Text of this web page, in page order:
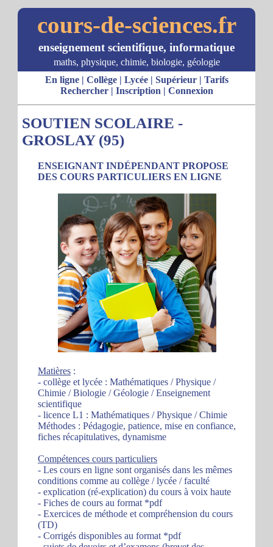
cours-de-sciences.fr
enseignement scientifique, informatique
maths, physique, chimie, biologie, géologie
En ligne| Collège| Lycée| Supérieur| Tarifs
Rechercher| Inscription | Connexion
SOUTIEN SCOLAIRE -
GROSLAY (95)
ENSEIGNANT INDÉPENDANT PROPOSE
DES COURS PARTICULIERS EN LIGNE
Matières :
- collège et lycée : Mathématiques / Physique /
Chimie / Biologie / Géologie / Enseignement
scientifique
- licence L1 : Mathématiques / Physique / Chimie
Méthodes : Pédagogie, patience, mise en confiance,
fiches récapitulatives, dynamisme
Compétences cours particuliers
- Les cours en ligne sont organisés dans les mêmes
conditions comme au collège / lycée / faculté
- explication (ré-explication) du cours à voix haute
- Fiches de cours au format *pdf
- Exercices de méthode et compréhension du cours
(TD)
- Corrigés disponibles au format *pdf